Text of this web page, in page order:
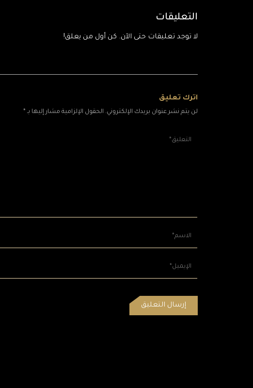
التعليقات
لا توجد تعليقات حتى الآن. كن أول من يعلق!
اترك تعليق
لن يتم نشر عنوان بريدك الإلكتروني. الحقول الإلزامية مشار إليها بـ *